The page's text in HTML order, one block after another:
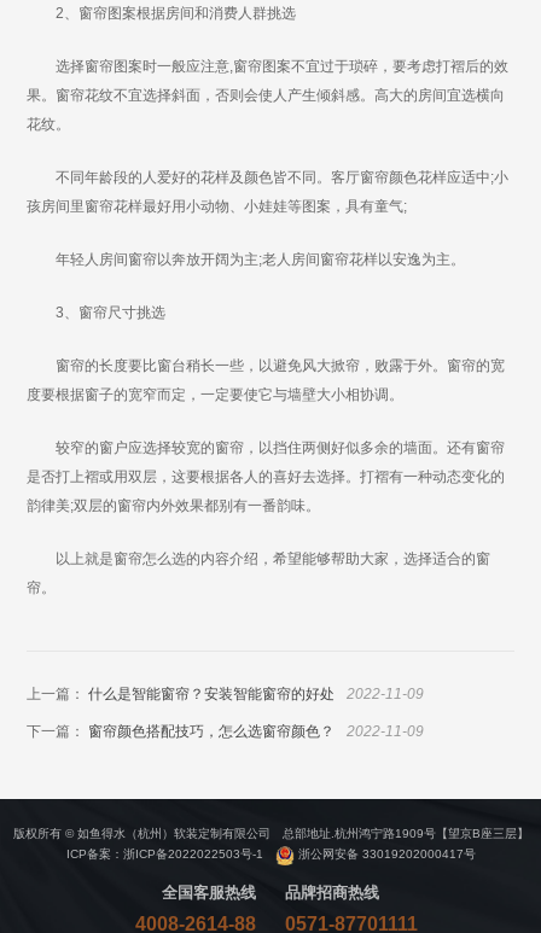
2、窗帘图案根据房间和消费人群挑选
选择窗帘图案时一般应注意,窗帘图案不宜过于琐碎，要考虑打褶后的效
果。窗帘花纹不宜选择斜面，否则会使人产生倾斜感。高大的房间宜选横向
花纹。
不同年龄段的人爱好的花样及颜色皆不同。客厅窗帘颜色花样应适中;小
孩房间里窗帘花样最好用小动物、小娃娃等图案，具有童气;
年轻人房间窗帘以奔放开阔为主;老人房间窗帘花样以安逸为主。
3、窗帘尺寸挑选
窗帘的长度要比窗台稍长一些，以避免风大掀帘，败露于外。窗帘的宽
度要根据窗子的宽窄而定，一定要使它与墙壁大小相协调。
较窄的窗户应选择较宽的窗帘，以挡住两侧好似多余的墙面。还有窗帘
是否打上褶或用双层，这要根据各人的喜好去选择。打褶有一种动态变化的
韵律美;双层的窗帘内外效果都别有一番韵味。
以上就是窗帘怎么选的内容介绍，希望能够帮助大家，选择适合的窗
帘。
上一篇：什么是智能窗帘？安装智能窗帘的好处 2022-11-09
下一篇： 窗帘颜色搭配技巧，怎么选窗帘颜色？ 2022-11-09
版权所有 © 如鱼得水（杭州）软装定制有限公司 总部地址.杭州鸿宁路1909号【望京B座三层】
ICP备案： 浙ICP备2022022503号-1 浙公网安备 33019202000417号
全国客服热线
4008-2614-88
品牌招商热线
0571-87701111